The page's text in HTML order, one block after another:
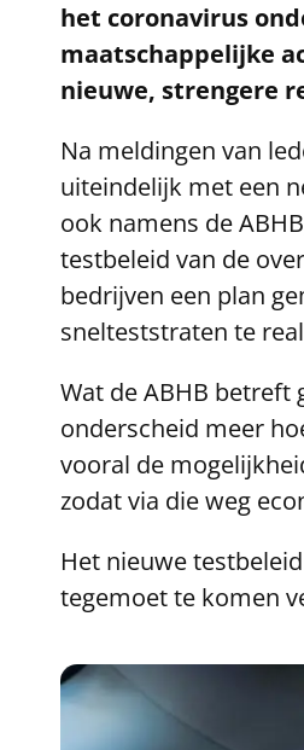
het coronavirus
maatschappelijke
nieuwe, strengere
Na meldingen van
uiteindelijk met een
ook namens de
testbeleid van de
bedrijven een plan
snelteststraten te
Wat de ABHB betreft
onderscheid meer
vooral de
zodat via die weg
Het nieuwe
tegemoet te komen